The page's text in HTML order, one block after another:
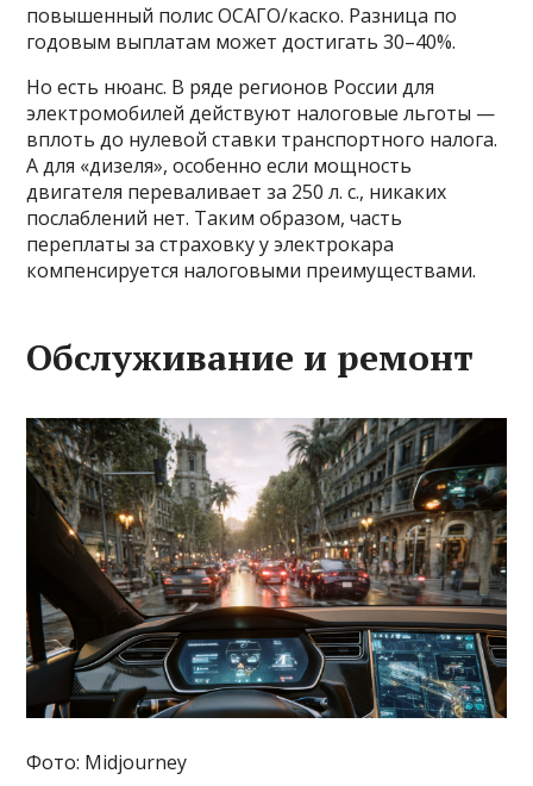
повышенный полис ОСАГО/каско. Разница по
годовым выплатам может достигать 30–40%.
Но есть нюанс. В ряде регионов России для
электромобилей действуют налоговые льготы —
вплоть до нулевой ставки транспортного налога.
А для «дизеля», особенно если мощность
двигателя переваливает за 250 л. с., никаких
послаблений нет. Таким образом, часть
переплаты за страховку у электрокара
компенсируется налоговыми преимуществами.
Обслуживание и ремонт
Фото: Midjourney